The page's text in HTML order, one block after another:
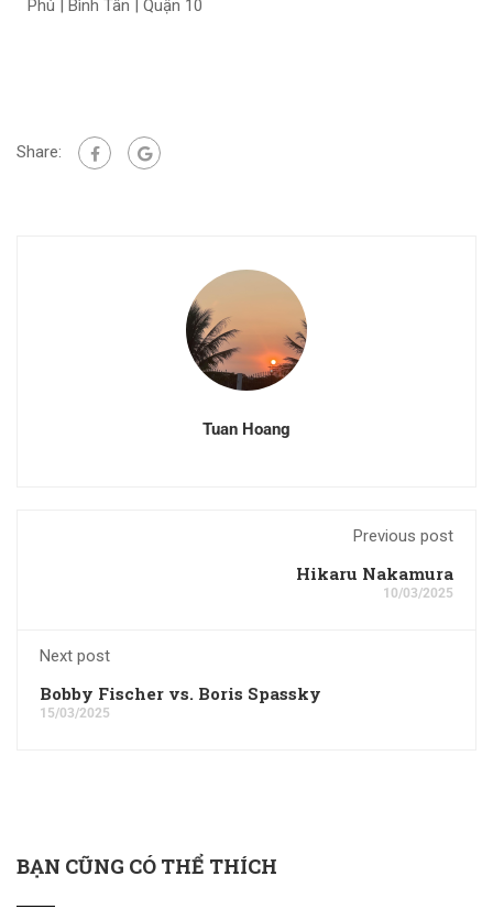
Phú | Bình Tân | Quận 10
Share:
Tuan Hoang
Previous post
Hikaru Nakamura
10/03/2025
Next post
Bobby Fischer vs. Boris Spassky
15/03/2025
BẠN CŨNG CÓ THỂ THÍCH